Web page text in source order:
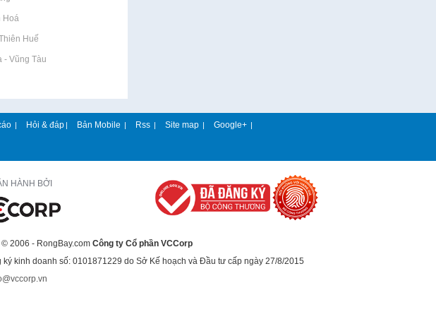
Hoá
Huế
- Vũng Tàu
| Hỏi & đáp | Bản Mobile | Rss | Site map | Google+ |
HÀNH BỞI
2006 - RongBay.com Công ty Cổ phần VCCorp
ký kinh doanh số: 0101871229 do Sở Kế hoạch và Đầu tư cấp ngày 27/8/2015